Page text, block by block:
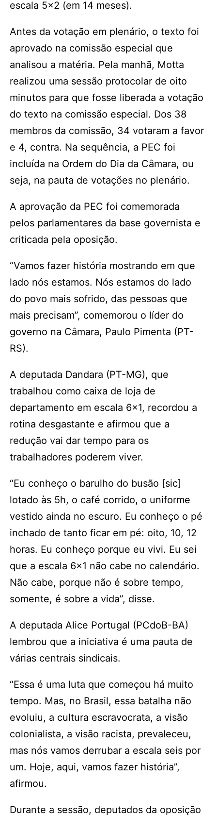
escala 5×2 (em 14 meses).
Antes da votação em plenário, o texto foi
aprovado na comissão especial que
analisou a matéria. Pela manhã, Motta
realizou uma sessão protocolar de oito
minutos para que fosse liberada a votação
do texto na comissão especial. Dos 38
membros da comissão, 34 votaram a favor
e 4, contra. Na sequência, a PEC foi
incluída na Ordem do Dia da Câmara, ou
seja, na pauta de votações no plenário.
A aprovação da PEC foi comemorada
pelos parlamentares da base governista e
criticada pela oposição.
“Vamos fazer história mostrando em que
lado nós estamos. Nós estamos do lado
do povo mais sofrido, das pessoas que
mais precisam”, comemorou o líder do
governo na Câmara, Paulo Pimenta (PT-
RS).
A deputada Dandara (PT-MG), que
trabalhou como caixa de loja de
departamento em escala 6×1, recordou a
rotina desgastante e afirmou que a
redução vai dar tempo para os
trabalhadores poderem viver.
“Eu conheço o barulho do busão [sic]
lotado às 5h, o café corrido, o uniforme
vestido ainda no escuro. Eu conheço o pé
inchado de tanto ficar em pé: oito, 10, 12
horas. Eu conheço porque eu vivi. Eu sei
que a escala 6×1 não cabe no calendário.
Não cabe, porque não é sobre tempo,
somente, é sobre a vida”, disse.
A deputada Alice Portugal (PCdoB-BA)
lembrou que a iniciativa é uma pauta de
várias centrais sindicais.
“Essa é uma luta que começou há muito
tempo. Mas, no Brasil, essa batalha não
evoluiu, a cultura escravocrata, a visão
colonialista, a visão racista, prevaleceu,
mas nós vamos derrubar a escala seis por
um. Hoje, aqui, vamos fazer história”,
afirmou.
Durante a sessão, deputados da oposição